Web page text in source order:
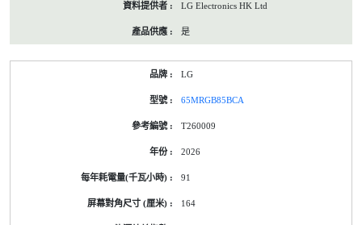
LG Electronics HK Ltd
是
LG
65MRGB85BCA
T260009
2026
91
164